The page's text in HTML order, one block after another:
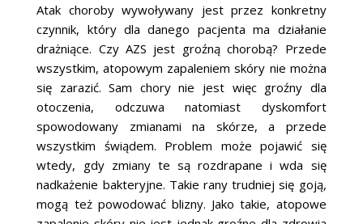
Atak choroby wywoływany jest przez konkretny
czynnik, który dla danego pacjenta ma działanie
drażniące. Czy AZS jest groźną chorobą? Przede
wszystkim, atopowym zapaleniem skóry nie można
się zarazić. Sam chory nie jest więc groźny dla
otoczenia, odczuwa natomiast dyskomfort
spowodowany zmianami na skórze, a przede
wszystkim świądem. Problem może pojawić się
wtedy, gdy zmiany te są rozdrapane i wda się
nadkażenie bakteryjne. Takie rany trudniej się goją,
mogą też powodować blizny. Jako takie, atopowe